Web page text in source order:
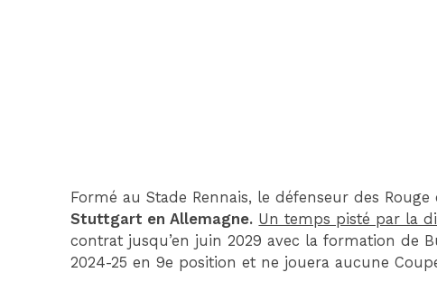
Formé au Stade Rennais, le défenseur des
Stuttgart en Allemagne. Un temps pisté par la
contrat jusqu’en juin 2029 avec la formation de
2024-25 en 9e position et ne jouera aucune